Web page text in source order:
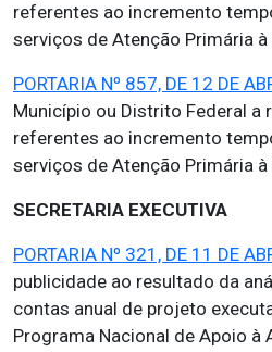
referentes ao incremento
serviços de Atenção Primária à
PORTARIA Nº 857, DE 12 DE
Município ou Distrito Federal a
referentes ao incremento
serviços de Atenção Primária à
SECRETARIA EXECUTIVA
PORTARIA Nº 321, DE 11 DE
publicidade ao resultado da
contas anual de projeto
Programa Nacional de Apoio à